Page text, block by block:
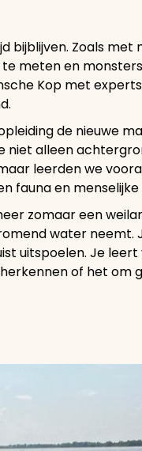
bijblijven. Zoals met
meten en
Kop met
de nieuwe
niet alleen
leerden we
fauna en menselijke
zomaar een
water neemt.
uitspoelen. Je
of het om